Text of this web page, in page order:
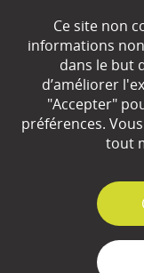
Ce site non
informations
dans le but
d’améliorer
"Accepter"
préférences.
tout